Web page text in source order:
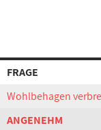
FRAGE
Wohlbehagen
ANGENEHM